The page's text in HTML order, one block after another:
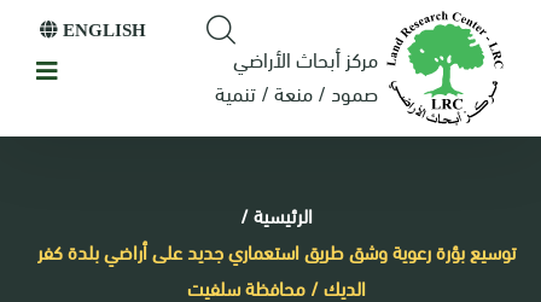
مركز أبحاث الأراضي
صمود / منعة / تنمية
ENGLISH
الرئيسية/
توسيع بؤرة رعوية وشق طريق استعماري جديد على أراضي بلدة كفر
الديك / محافظة سلفيت